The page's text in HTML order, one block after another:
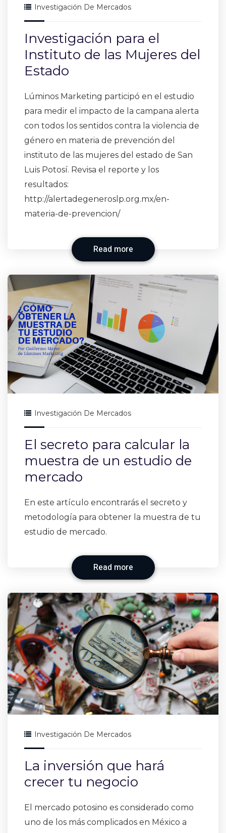
Investigación De Mercados
Investigación para el
Instituto de las Mujeres del
Estado
Lúminos Marketing participó en el estudio
para medir el impacto de la campana alerta
con todos los sentidos contra la violencia de
género en materia de prevención del
instituto de las mujeres del estado de San
Luis Potosí. Revisa el reporte y los
resultados:
http://alertadegeneroslp.org.mx/en-
materia-de-prevencion/
Read more
Investigación De Mercados
El secreto para calcular la
muestra de un estudio de
mercado
En este artículo encontrarás el secreto y
metodología para obtener la muestra de tu
estudio de mercado.
Read more
Investigación De Mercados
La inversión que hará
crecer tu negocio
El mercado potosino es considerado como
uno de los más complicados en México a